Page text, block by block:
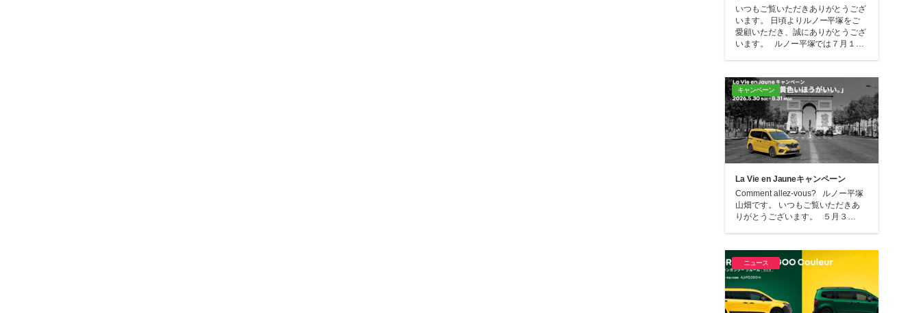
いつもご覧いただきありがとうござ
います。 日頃よりルノー平塚をご
愛顧いただき、誠にありがとうござ
います。 ルノー平塚では７月１…
キャンペーン
La Vie en Jauneキャンペーン
Comment allez-vous? ルノー平塚
山畑です。 いつもご覧いただきあ
りがとうございます。 ５月３…
ニュース